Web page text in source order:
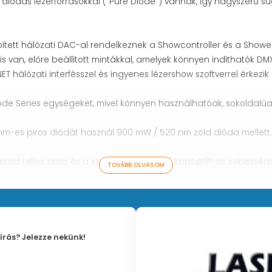
hálózati DAC-al rendelkeznek a Showcontroller és a
van, előre beállított mintákkal, amelyek könnyen indíthatók
hálózati interfésszel és ingyenes lézershow szoftverrel
Series egységeket, mivel könnyen használhatóak,
es piros diódát használ 900 mW / 520 nm zöld dióda
teljes szög, és a szkennelés akár 40 kpps@8°-os
készült, így a karbantartási intervallumok nagyon ritkák.
TOVÁBB OLVASOM
Jelezze nekünk!